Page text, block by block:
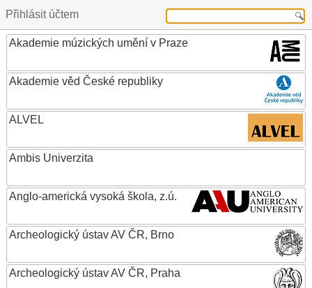
Přihlásit účtem
Akademie múzických umění v Praze
Akademie věd České republiky
ALVEL
Ambis Univerzita
Anglo-americká vysoká škola, z.ú.
Archeologický ústav AV ČR, Brno
Archeologický ústav AV ČR, Praha